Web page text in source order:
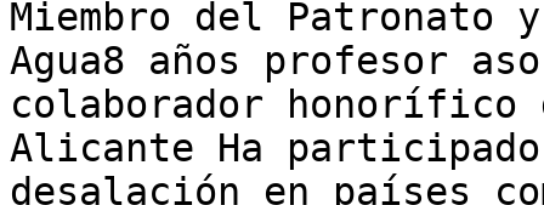
Miembro del Patronato
Agua8 años profesor
colaborador honorífico
Alicante Ha
desalación en países